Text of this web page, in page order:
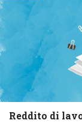
Reddito di